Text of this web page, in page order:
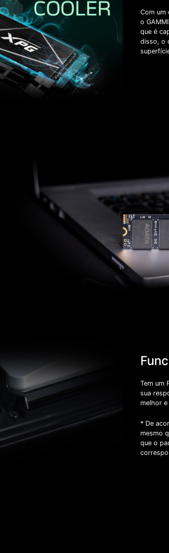
Com um
o
que é
disso, o
Tem um
sua
melhor
* De
mesmo
que o